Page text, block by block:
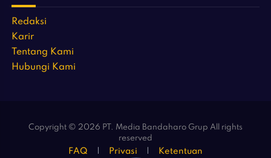
Redaksi
Karir
Tentang Kami
Hubungi Kami
Copyright © 2026 PT. Media Bandaharo Grup All rights
reserved
FAQ Privasi Ketentuan